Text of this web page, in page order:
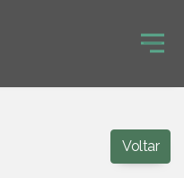
Voltar